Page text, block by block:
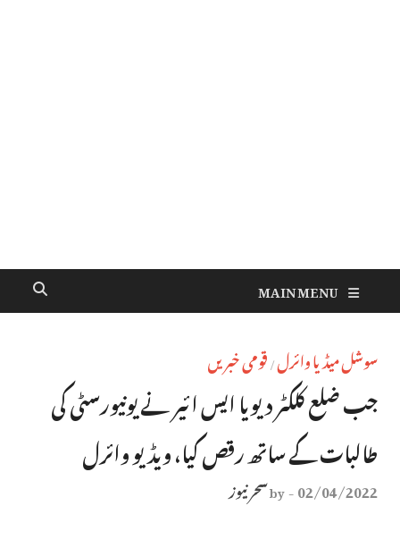
MAIN MENU
سوشل میڈیا وائرل / قومی خبریں
جب ضلع کلکٹر دیویا ایس ائیر نے یونیورسٹی کی
طالبات کے ساتھ رقص کیا، ویڈیو وائرل
02/04/2022
-
byسحر نیوز